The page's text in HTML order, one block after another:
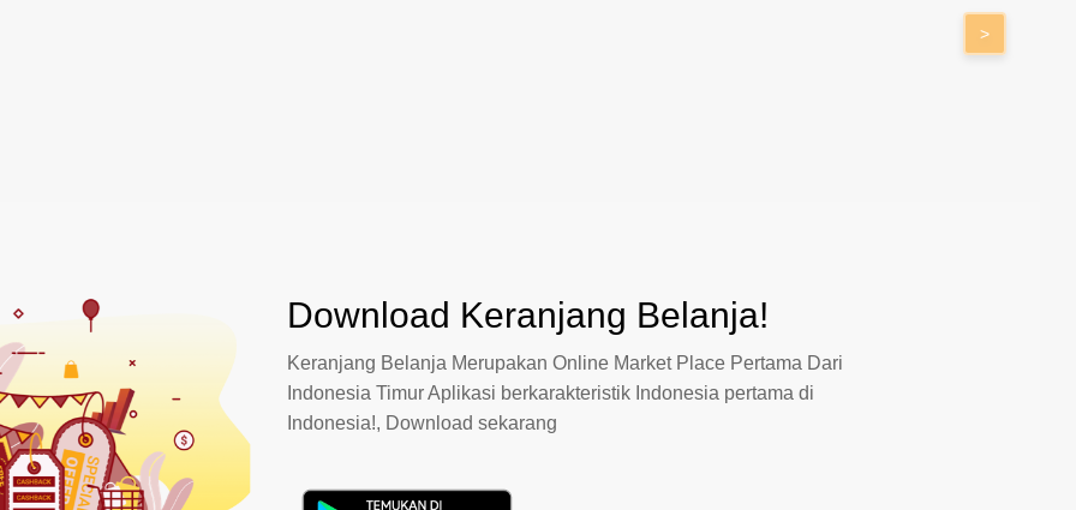
>
Download Keranjang Belanja!
Keranjang Belanja Merupakan Online Market Place Pertama Dari
Indonesia Timur Aplikasi berkarakteristik Indonesia pertama di
Indonesia!, Download sekarang